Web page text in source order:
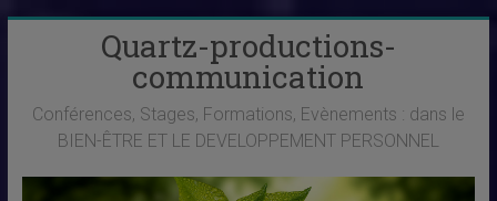
Quartz-productions-
communication
Conférences, Stages, Formations, Evènements : dans le
BIEN-ÊTRE ET LE DEVELOPPEMENT PERSONNEL